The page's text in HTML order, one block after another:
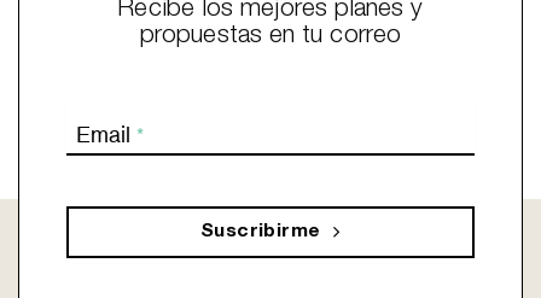
Recibe los mejores planes y
propuestas en tu correo
Email *
Suscribirme